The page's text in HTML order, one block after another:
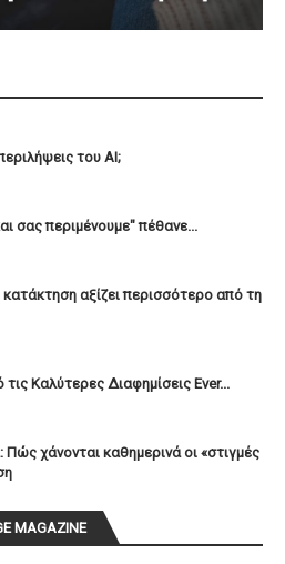
του ΑΙ;
σας περιμένουμε" πέθανε...
αξίζει περισσότερο από τη
Καλύτερες Διαφημίσεις Ever...
Πώς χάνονται καθημερινά οι «στιγμές
MAGAZINE